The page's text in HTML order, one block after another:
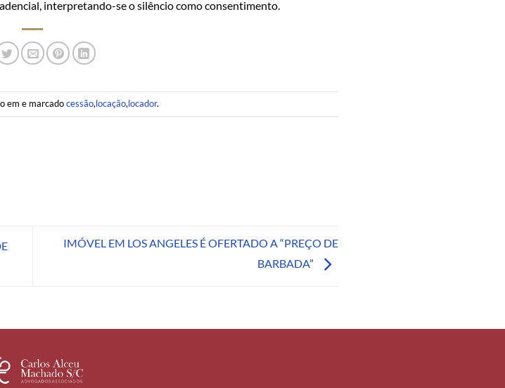
interpretando-se o silêncio como consentimento.
em e marcadocessão,locação,locador.
IMÓVEL EM LOS ANGELES É OFERTADO A “PREÇO DE
BARBADA”